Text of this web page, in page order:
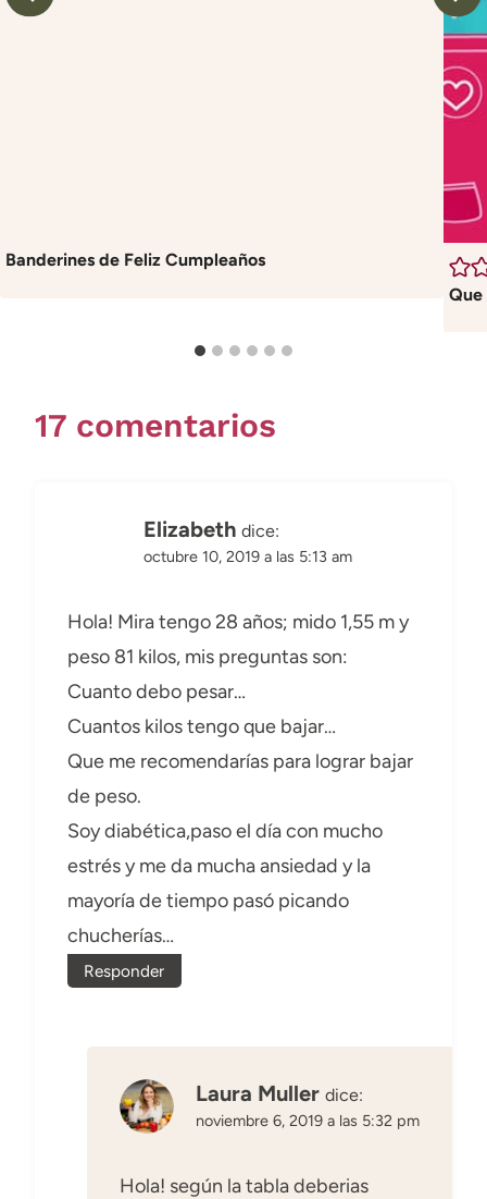
Banderines de Feliz Cumpleaños
Que
17 comentarios
Elizabeth dice:
octubre 10, 2019 a las 5:13 am
Hola! Mira tengo 28 años; mido 1,55 m y
peso 81 kilos, mis preguntas son:
Cuanto debo pesar…
Cuantos kilos tengo que bajar…
Que me recomendarías para lograr bajar
de peso.
Soy diabética,paso el día con mucho
estrés y me da mucha ansiedad y la
mayoría de tiempo pasó picando
chucherías…
Responder
Laura Muller dice:
noviembre 6, 2019 a las 5:32 pm
Hola! según la tabla deberias